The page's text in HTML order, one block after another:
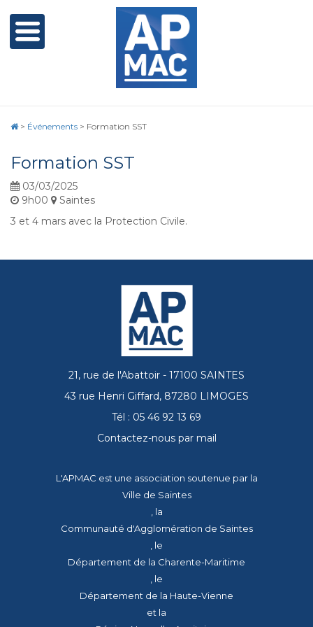
> Événements > Formation SST
Formation SST
03/03/2025
9h00
Saintes
3 et 4 mars avec la Protection Civile.
21, rue de l'Abattoir - 17100 SAINTES
43 rue Henri Giffard, 87280 LIMOGES
Tél : 05 46 92 13 69
Contactez-nous par mail
L'APMAC est une association soutenue par la
Ville de Saintes
, la
Communauté d'Agglomération de Saintes
, le
Département de la Charente-Maritime
, le
Département de la Haute-Vienne
et la